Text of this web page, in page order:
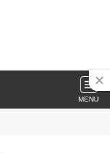
MENU